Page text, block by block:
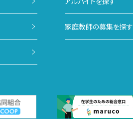
家庭教師の募集を探す